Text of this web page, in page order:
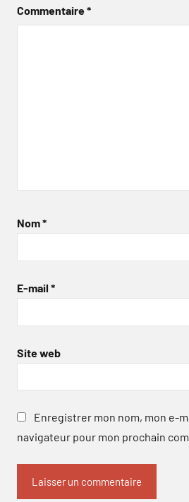
Commentaire*
Nom*
E-mail *
Site web
Enregistrer mon nom, mon e-
navigateur pour mon prochain